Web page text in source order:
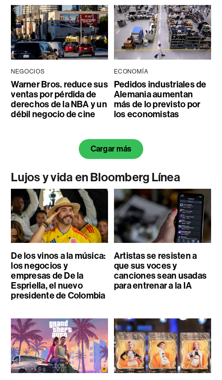
NEGOCIOS
Warner Bros. reduce sus
ventas por pérdida de
derechos de la NBA y un
débil negocio de cine
ECONOMÍA
Pedidos industriales de
Alemania aumentan
más de lo previsto por
los economistas
Cargar más
Lujos y vida en Bloomberg Línea
De los vinos a la música:
los negocios y
empresas de De la
Espriella, el nuevo
presidente de Colombia
Artistas se resisten a
que sus voces y
canciones sean usadas
para entrenar a la IA